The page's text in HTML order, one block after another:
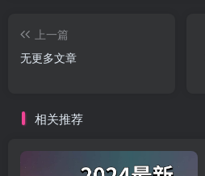
上一篇
无更多文章
相关推荐